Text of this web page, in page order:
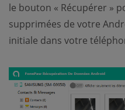
le bouton « Récupérer »
supprimées de votre
initiale dans votre